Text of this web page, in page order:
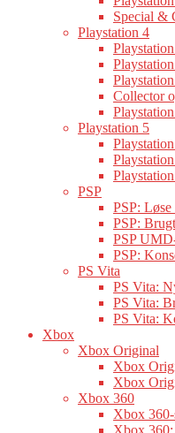
Special &
Playstation 4
Collector
Playstation 5
PSP
PSP: Løse
PSP:
PSP
PSP:
PS Vita
PS Vita:
PS Vita:
PS Vita:
Xbox
Xbox Original
Xbox
Xbox
Xbox 360
Xbox